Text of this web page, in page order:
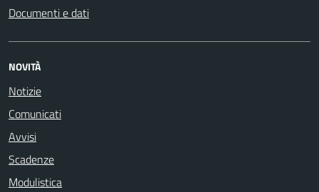
Documenti e dati
NOVITÀ
Notizie
Comunicati
Avvisi
Scadenze
Modulistica